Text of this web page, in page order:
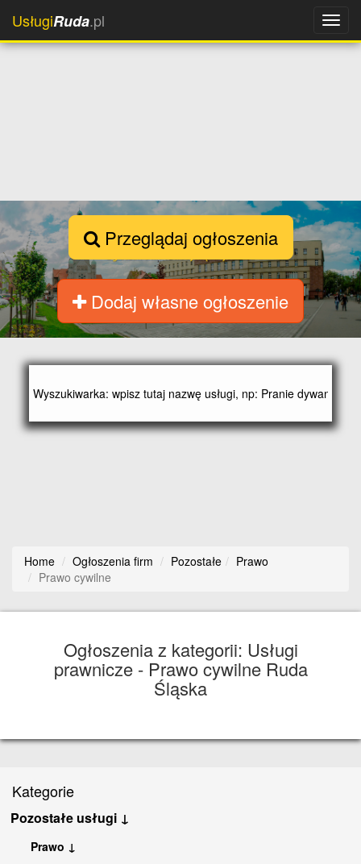
UsługiRuda.pl
Przeglądaj ogłoszenia
Dodaj własne ogłoszenie
Home Ogłoszenia firm Pozostałe
Prawo
Prawo cywilne
Ogłoszenia z kategorii: Usługi
prawnicze - Prawo cywilne Ruda
Śląska
Kategorie
Pozostałe usługi ↓
Prawo ↓